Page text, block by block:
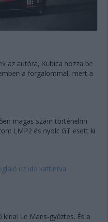
az autóra, Kubica hozza be
a forgalommal, mert a
magas szám történelmi
LMP2 és nyolc GT esett ki.
ez ide kattintva
kínai Le Mans-győztes. És a